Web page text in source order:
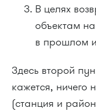
В целях
объектам
в прошлом
Здесь второй
кажется, ничего
(станция и